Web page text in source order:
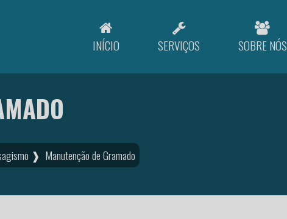
INÍCIO SERVIÇOS SOBRE NÓS
❱ Manutenção de Gramado